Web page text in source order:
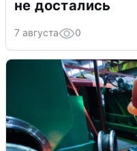
не достались
7 августа 0